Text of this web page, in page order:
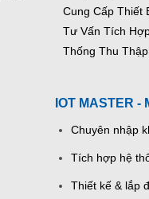
Cung Cấp Thiết
Tư Vấn Tích
Thống Thu
IOT MASTER -
Chuyên nhập
Tích hợp hệ
Thiết kế & lắp